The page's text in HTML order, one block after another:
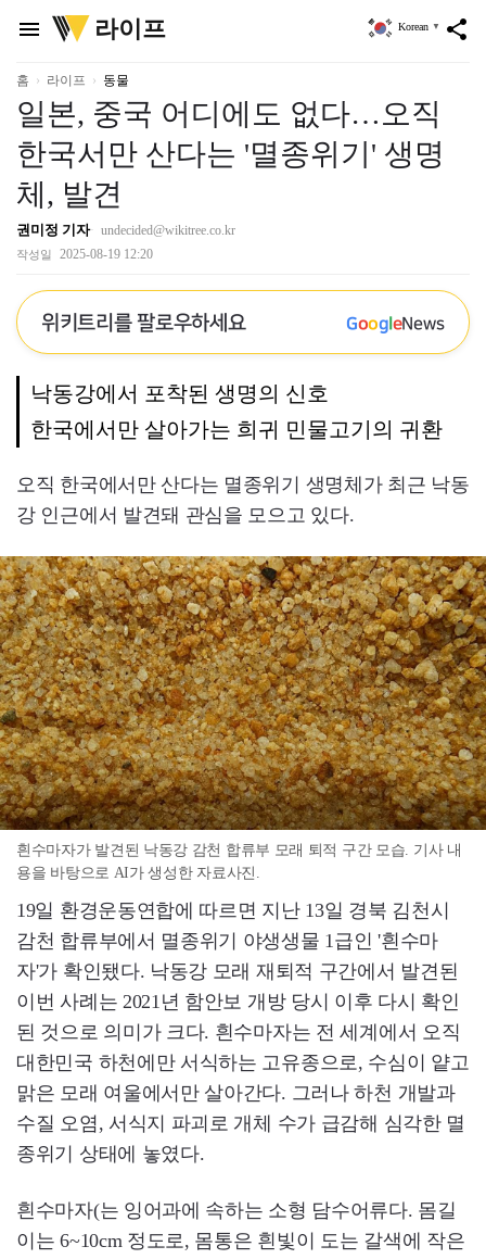
menu
위
키
리
라이프 share
Korean ▼
홈 라이프 동물
일본, 중국 어디에도 없다…오직
한국서만 산다는 '멸종위기' 생명
체, 발견
권미정 기자 undecided@wikitree.co.kr
작성일 2025-08-19 12:20
위키트리를 팔로우하세요 GoogleNews
낙동강에서 포착된 생명의 신호
한국에서만 살아가는 희귀 민물고기의 귀환
오직 한국에서만 산다는 멸종위기 생명체가 최근 낙동
강 인근에서 발견돼 관심을 모으고 있다.
흰수마자가 발견된 낙동강 감천 합류부 모래 퇴적 구간 모습. 기사 내
용을 바탕으로 AI가 생성한 자료사진.
19일 환경운동연합에 따르면 지난 13일 경북 김천시
감천 합류부에서 멸종위기 야생생물 1급인 '흰수마
자'가 확인됐다. 낙동강 모래 재퇴적 구간에서 발견된
이번 사례는 2021년 함안보 개방 당시 이후 다시 확인
된 것으로 의미가 크다. 흰수마자는 전 세계에서 오직
대한민국 하천에만 서식하는 고유종으로, 수심이 얕고
맑은 모래 여울에서만 살아간다. 그러나 하천 개발과
수질 오염, 서식지 파괴로 개체 수가 급감해 심각한 멸
종위기 상태에 놓였다.
흰수마자(는 잉어과에 속하는 소형 담수어류다. 몸길
이는 6~10cm 정도로, 몸통은 흰빛이 도는 갈색에 작은